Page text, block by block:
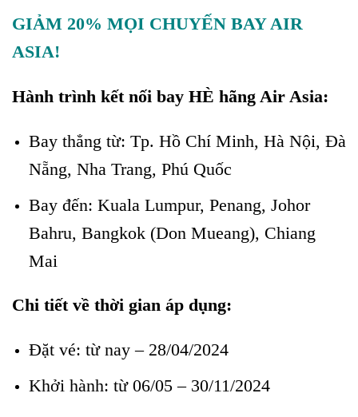
GIẢM 20% MỌI CHUYẾN BAY AIR
ASIA!
Hành trình kết nối bay HÈ hãng Air Asia:
Bay thẳng từ: Tp. Hồ Chí Minh, Hà Nội, Đà
Nẵng, Nha Trang, Phú Quốc
Bay đến: Kuala Lumpur, Penang, Johor
Bahru, Bangkok (Don Mueang), Chiang
Mai
Chi tiết về thời gian áp dụng:
Đặt vé: từ nay – 28/04/2024
Khởi hành: từ 06/05 – 30/11/2024